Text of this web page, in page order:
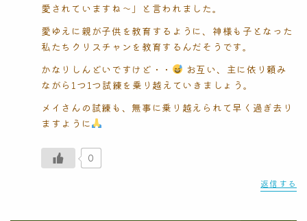
愛されていますね〜」と言われました。
愛ゆえに親が子供を教育するように、神様も子となった
私たちクリスチャンを教育するんだそうです。
かなりしんどいですけど・・
お互い、主に依り頼み
ながら1つ1つ試練を乗り越えていきましょう。
メイさんの試練も、無事に乗り越えられて早く過ぎ去り
ますように
0
返信する